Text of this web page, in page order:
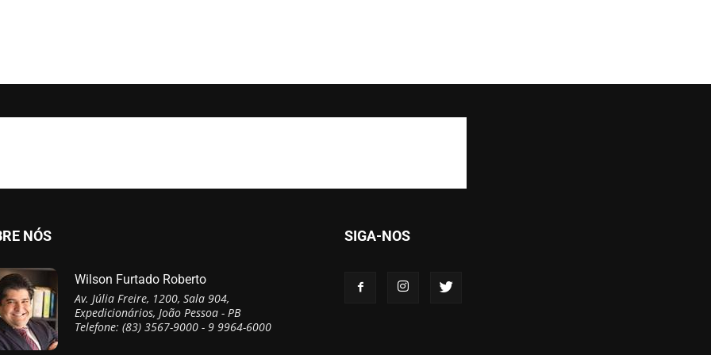
NÓS
Wilson Furtado Roberto
Av. Júlia Freire, 1200, Sala 904,
Expedicionários, João Pessoa - PB
Telefone: (83) 3567-9000 - 9 9964-6000
SIGA-NOS